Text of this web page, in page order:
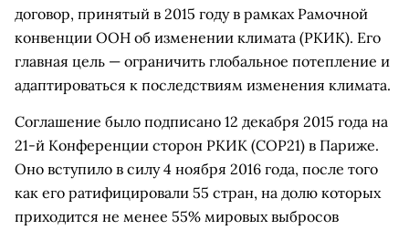
договор, принятый в 2015 году в рамках Рамочной
конвенции ООН об изменении климата (РКИК). Его
главная цель — ограничить глобальное потепление и
адаптироваться к последствиям изменения климата.
Соглашение было подписано 12 декабря 2015 года на
21-й Конференции сторон РКИК (COP21) в Париже.
Оно вступило в силу 4 ноября 2016 года, после того
как его ратифицировали 55 стран, на долю которых
приходится не менее 55% мировых выбросов